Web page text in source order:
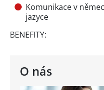
O nás
Komunikace v
jazyce
BENEFITY: